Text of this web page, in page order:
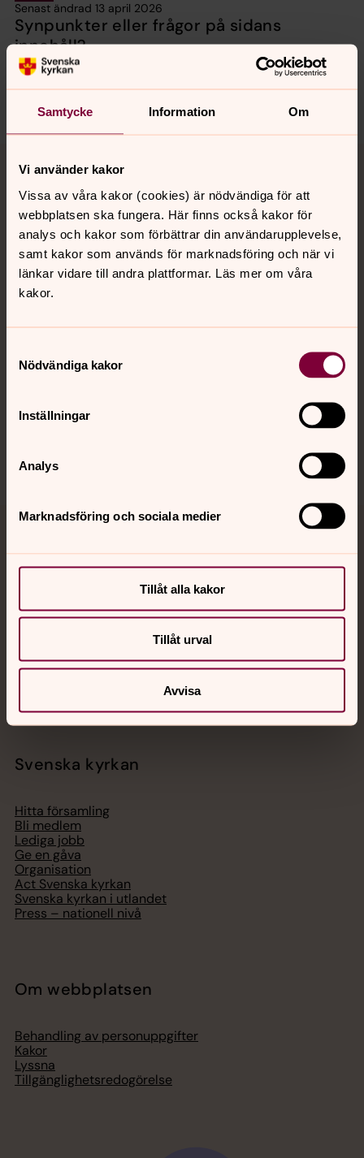
Samtycke Information Om
Vi använder kakor
Vissa av våra kakor (cookies) är nödvändiga för att
webbplatsen ska fungera. Här finns också kakor för
analys och kakor som förbättrar din användarupplevelse,
samt kakor som används för marknadsföring och när vi
länkar vidare till andra plattformar. Läs mer om våra
kakor.
Nödvändiga kakor
Inställningar
Analys
Marknadsföring och sociala medier
Tillåt alla kakor
Tillåt urval
Avvisa
Senast ändrad 13 april 2026
Synpunkter eller frågor på sidans
innehåll?
sodrabergslagen@svenskakyrkan.se
Kontakt
Kalender
Sociala kanaler
med en präst på kvällar och nätter.
Digitalt brev
Svenska kyrkan
Hitta församling
Bli medlem
Lediga jobb
Ge en gåva
Organisation
Act Svenska kyrkan
Svenska kyrkan i utlandet
Press – nationell nivå
Om webbplatsen
Behandling av personuppgifter
Kakor
Lyssna
Tillgänglighetsredogörelse